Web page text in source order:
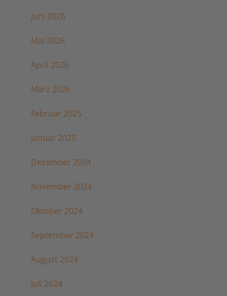
Juni 2026
Mai 2026
April 2026
März 2026
Februar 2025
Januar 2025
Dezember 2024
November 2024
Oktober 2024
September 2024
August 2024
Juli 2024